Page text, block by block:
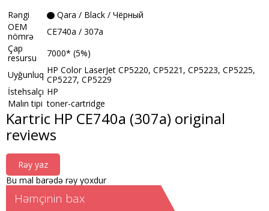
Rəngi
Qara / Black / Чёрный
OEM
nömrə
CE740a / 307a
Çap
resursu
7000* (5%)
Uyğunluq HP Сolor LaserJet CP5220, CP5221, CP5223, CP5225,
CP5227, CP5229
İstehsalçı HP
Malın tipi toner-cartridge
Kartric HP CE740a (307a) original
reviews
Rəy yaz
Bu mal barədə rəy yoxdur
Həmçinin bax